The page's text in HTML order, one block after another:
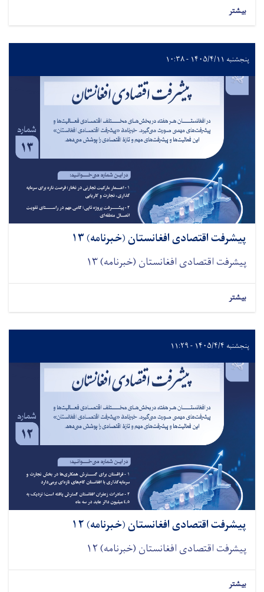
بیشتر
پنجشنبه ۱۴۰۵/۴/۱۱ - ۱۰:۳۸
پیشرفت اقتصادی افغانستان (خبرنامه) ۱۳
پیشرفت اقتصادی افغانستان (خبرنامه) ۱۳
بیشتر
پنجشنبه ۱۴۰۵/۴/۴ - ۱۱:۲۹
پیشرفت اقتصادی افغانستان (خبرنامه) ۱۲
پیشرفت اقتصادی افغانستان (خبرنامه) ۱۲
بیشتر